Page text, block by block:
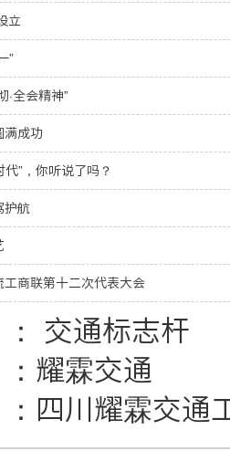
立
”
·全会精神”
满成功
”，你听说了吗？
护航
商联第十二次代表大会
交通标志杆
耀霖交通
四川耀霖交通